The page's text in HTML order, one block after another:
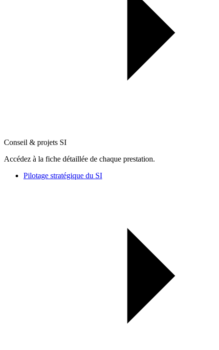
Conseil & projets SI
Accédez à la fiche détaillée de chaque prestation.
Pilotage stratégique du SI